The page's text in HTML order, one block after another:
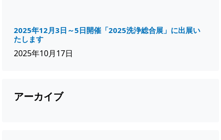
2025年12月3日～5日開催「2025洗浄総合展」に出展い
たします
2025年10月17日
アーカイブ